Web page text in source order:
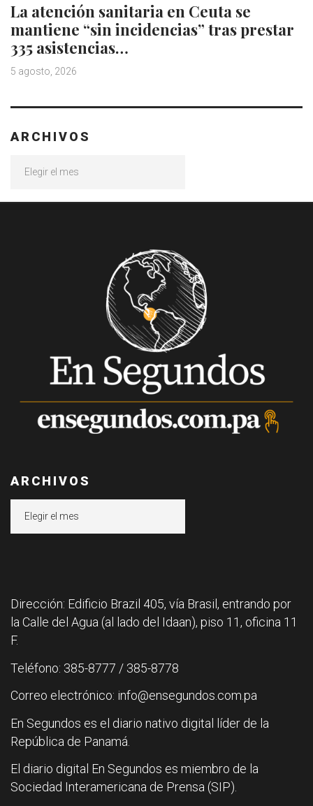
La atención sanitaria en Ceuta se
mantiene “sin incidencias” tras prestar
335 asistencias…
5 agosto, 2026
ARCHIVOS
ARCHIVOS
Dirección: Edificio Brazil 405, vía Brasil, entrando por
la Calle del Agua (al lado del Idaan), piso 11, oficina 11
F.
Teléfono: 385-8777 / 385-8778
Correo electrónico: info@ensegundos.com.pa
En Segundos es el diario nativo digital líder de la
República de Panamá.
El diario digital En Segundos es miembro de la
Sociedad Interamericana de Prensa (SIP).